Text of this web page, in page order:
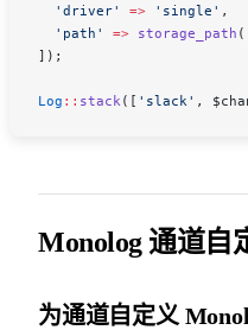
  'driver'
=> 'single' ,
  'path'
=> storage_path (
]);
Log :: stack ([ 'slack' ,
Monolog 通道自
为通道自定义